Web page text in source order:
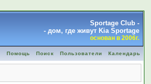
Sportage Club -
- дом, где живут Kia Sportage
основан в 2006г.
Помощь Поиск Пользователи Календарь